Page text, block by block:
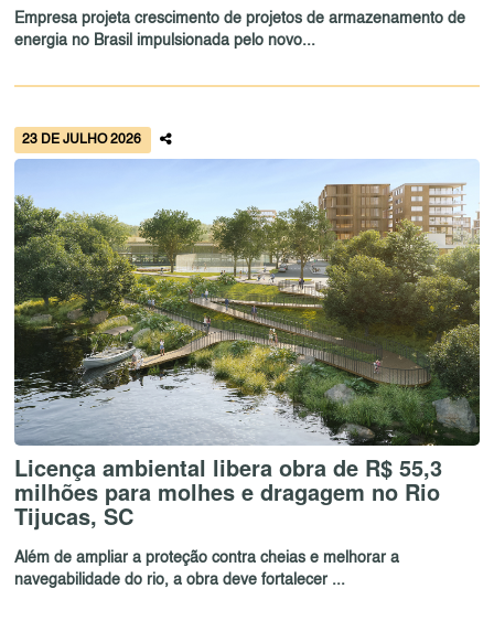
Empresa projeta crescimento de projetos de armazenamento de
energia no Brasil impulsionada pelo novo...
23 DE JULHO 2026
Licença ambiental libera obra de R$ 55,3
milhões para molhes e dragagem no Rio
Tijucas, SC
Além de ampliar a proteção contra cheias e melhorar a
navegabilidade do rio, a obra deve fortalecer ...